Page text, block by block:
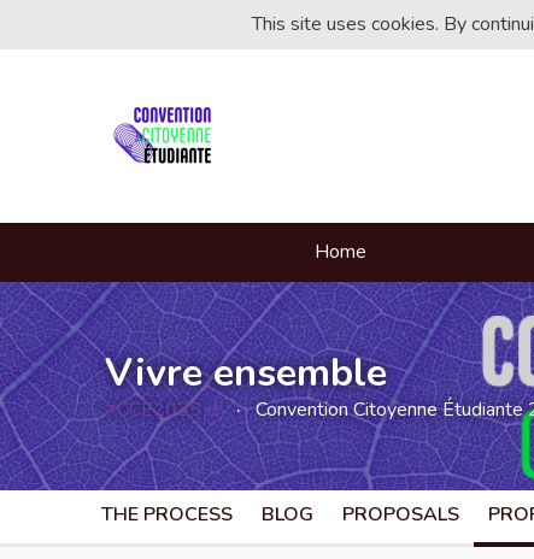
This site uses cookies. By
Home
Vivre ensemble
#CCE2025
(External link)
Convention Citoyenne Étudiante
THE PROCESS BLOG PROPOSALS